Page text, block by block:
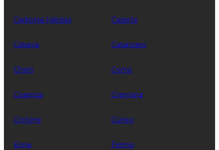
Carbonia-Iglesias Caserta
Catania Catanzaro
Chieti Como
Cosenza Cremona
Crotone Cuneo
Enna Fermo